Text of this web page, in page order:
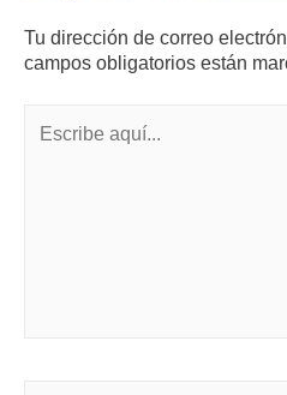
Tu dirección de correo
campos obligatorios están